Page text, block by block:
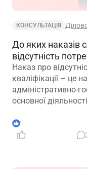
КОНСУЛЬТАЦІЯ
До яких наказів
відсутність
Наказ про
кваліфікації – це
адміністративно-
основної
7